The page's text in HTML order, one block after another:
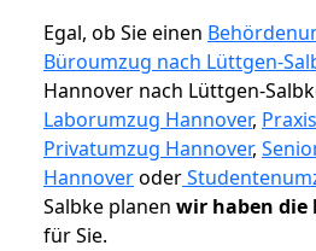
Egal, ob Sie einen
Büroumzug nach Lüttgen-
Hannover nach Lüttgen-
Laborumzug Hannover,
Privatumzug Hannover,
Hannoveroder
Salbke planen wir haben die
für Sie.